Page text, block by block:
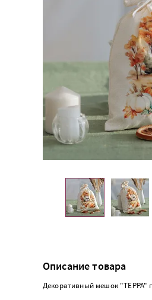
Описание товара
Декоративный мешок "ТЕРРА"